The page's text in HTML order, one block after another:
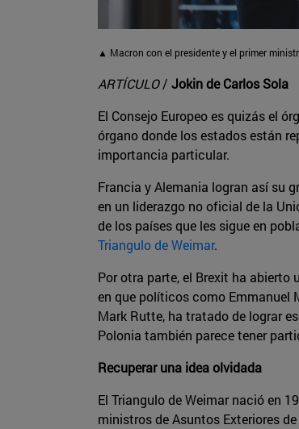
▲ Macron con el presidente y el primer
ARTÍCULO/ Jokin de Carlos Sola
El Consejo Europeo es quizás el
órgano donde los estados están
importancia particular.
Francia y Alemania logran así su
en un liderazgo no oficial de la
de los países que les sigue en
Triangulo de Weimar.
Por otra parte, el Brexit ha abierto
en que políticos como Emmanuel
Mark Rutte, ha tratado de lograr
Polonia también parece tener
Recuperar una idea olvidada
El Triangulo de Weimar nació en
ministros de Asuntos Exteriores